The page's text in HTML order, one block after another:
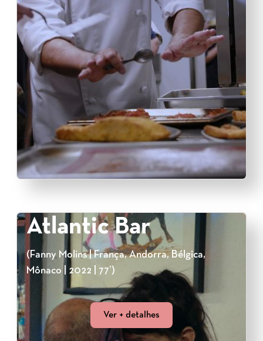
Atlantic Bar
(Fanny Molins | França, Andorra, Bélgica,
Mônaco | 2022 | 77’)
Ver + detalhes